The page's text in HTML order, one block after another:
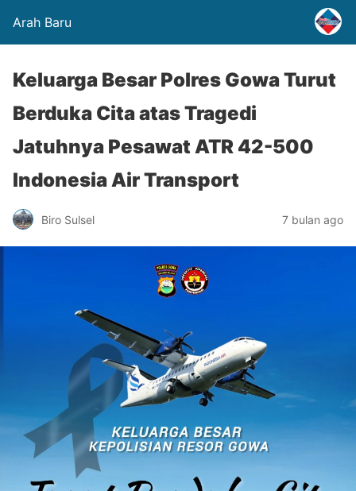
Arah Baru
Keluarga Besar Polres Gowa Turut
Berduka Cita atas Tragedi
Jatuhnya Pesawat ATR 42-500
Indonesia Air Transport
Biro Sulsel 7 bulan ago